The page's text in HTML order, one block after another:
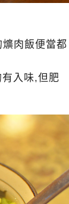
肉飯便當都
入味,但肥